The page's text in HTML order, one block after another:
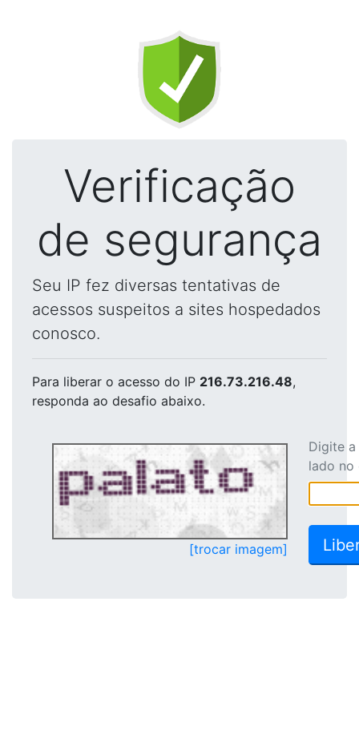
Verificação
de segurança
Seu IP fez diversas tentativas de
acessos suspeitos a sites hospedados
conosco.
Para liberar o acesso do IP 216.73.216.48,
responda ao desafio abaixo.
[trocar imagem]
Digite
lado no